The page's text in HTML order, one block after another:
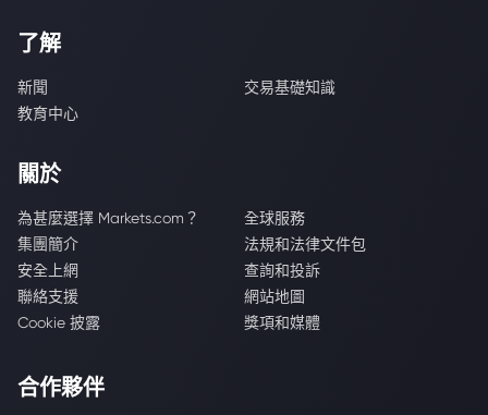
了解
新聞
交易基礎知識
教育中心
關於
為甚麼選擇 Markets.com？
全球服務
集團簡介
法規和法律文件包
安全上網
查詢和投訴
聯絡支援
網站地圖
Cookie 披露
獎項和媒體
合作夥伴